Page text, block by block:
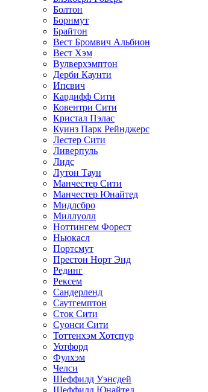
Болтон
Борнмут
Брайтон
Вест Бромвич Альбион
Вест Хэм
Вулверхэмптон
Дерби Каунти
Ипсвич
Кардифф Сити
Ковентри Сити
Кристал Пэлас
Куинз Парк Рейнджерс
Лестер Сити
Ливерпуль
Лидс
Лутон Таун
Манчестер Сити
Манчестер Юнайтед
Мидлсбро
Миллуолл
Ноттингем Форест
Ньюкасл
Портсмут
Престон Норт Энд
Рединг
Рексем
Сандерленд
Саутгемптон
Сток Сити
Суонси Сити
Тоттенхэм Хотспур
Уотфорд
Фулхэм
Челси
Шеффилд Уэнсдей
Шеффилд Юнайтед